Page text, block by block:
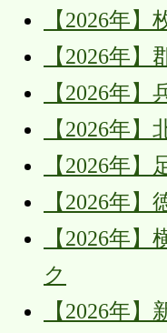
【2026年
【2026年
【2026年
【2026年
【2026年
【2026年
【2026年
ク
【2026年